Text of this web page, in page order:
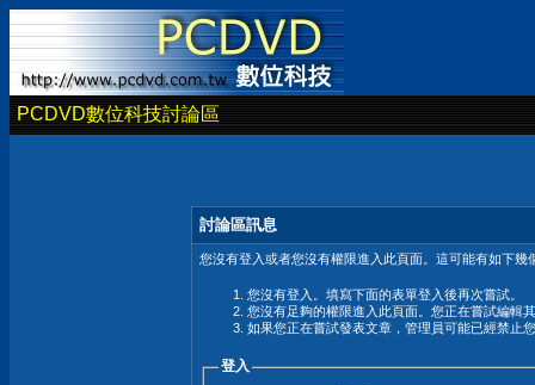
PCDVD數位科技討論區
討論區訊息
您沒有登入或者您沒有權限進入此頁面。這可能有如下幾
您沒有登入。填寫下面的表單登入後再次嘗試。
您沒有足夠的權限進入此頁面。您正在嘗試編輯
如果您正在嘗試發表文章，管理員可能已經禁止
登入